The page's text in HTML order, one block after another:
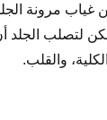
مرونة
لتصلب
والقلب.